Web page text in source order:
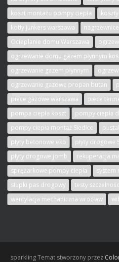
koszt montażu pompy ciepła
kotły junkers warszawa
Ocieplanie domu Warszawa
ogrzewanie domu gazem płynnym
ogrzewanie gazem płynnym
ogrzewanie gazowe propan butan
piece gazowe warszawa
piece
pompa ciepła koszt
pompy ciepła
pompy ciepła montaż Siedlce
płyty betonowe eko
płyty drogowe
płyty drogowe jomb
rekuperacja
sprężarkowe pompy ciepła
system
słupki pas drogowy
testy
wentylacja mechaniczna wrocław
sparkling Temat stworzony przez